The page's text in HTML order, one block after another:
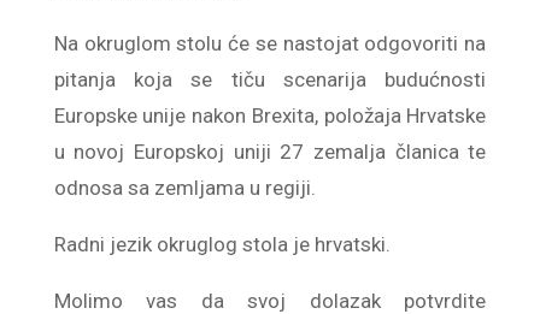
Na okruglom stolu će se nastojat odgovoriti na
pitanja koja se tiču scenarija budućnosti
Europske unije nakon Brexita, položaja Hrvatske
u novoj Europskoj uniji 27 zemalja članica te
odnosa sa zemljama u regiji.
Radni jezik okruglog stola je hrvatski.
Molimo vas da svoj dolazak potvrdite